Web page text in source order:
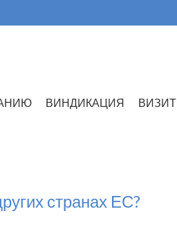
ВИНДИКАЦИЯ ВИЗИТ
странах ЕС?